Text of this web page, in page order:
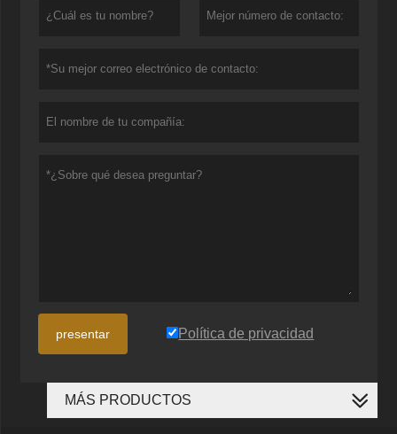
presentar Política de privacidad
MÁS PRODUCTOS